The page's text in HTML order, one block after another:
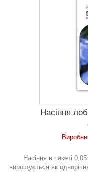
Насіння
Насіння в пакеті
вирощується як